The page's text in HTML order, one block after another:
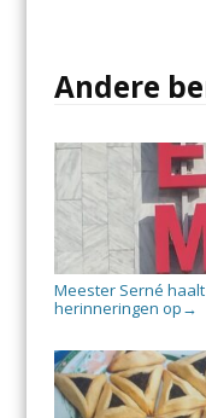
Andere
Meester Serné haalt
herinneringen op →